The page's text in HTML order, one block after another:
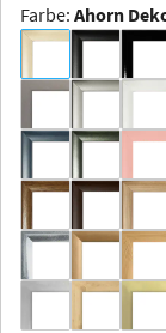
Dakota -
Rahmenloser
Aluminium
Yukon
Farbe: Ahorn